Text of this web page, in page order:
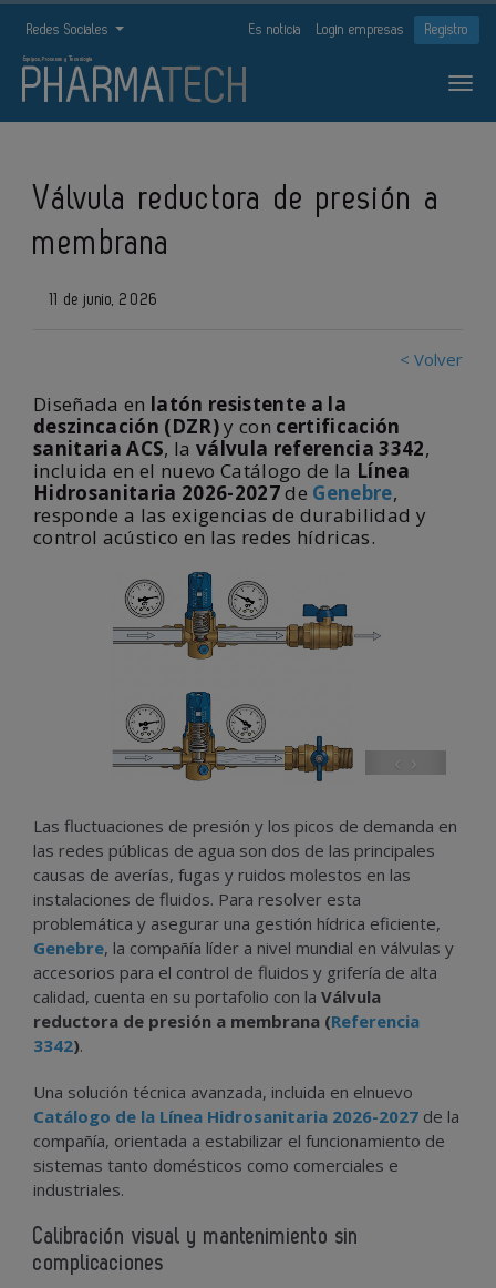
Redes Sociales Es noticia Login empresas Registro
Válvula reductora de presión a
membrana
11 de junio, 2026
< Volver
Diseñada en latón resistente a la
deszincación (DZR)y con certificación
sanitaria ACS, laválvula referencia 3342,
incluida en el nuevo Catálogo de la Línea
Hidrosanitaria 2026-2027de Genebre,
responde a las exigencias de durabilidad y
control acústico en las redes hídricas.
‹ ›
Las fluctuaciones de presión y los picos de demanda en
las redes públicas de agua son dos de las principales
causas de averías, fugas y ruidos molestos en las
instalaciones de fluidos. Para resolver esta
problemática y asegurar una gestión hídrica eficiente,
Genebre, la compañía líder a nivel mundial en válvulas y
accesorios para el control de fluidos y grifería de alta
calidad, cuenta en su portafolio con la Válvula
reductora de presión a membrana (Referencia
3342).
Una solución técnica avanzada, incluida en elnuevo
Catálogo de la Línea Hidrosanitaria 2026-2027 de la
compañía, orientada a estabilizar el funcionamiento de
sistemas tanto domésticos como comerciales e
industriales.
Calibración visual y mantenimiento sin
complicaciones